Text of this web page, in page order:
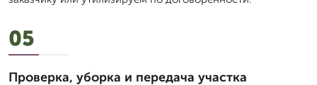
05
Проверка, уборка и передача участка